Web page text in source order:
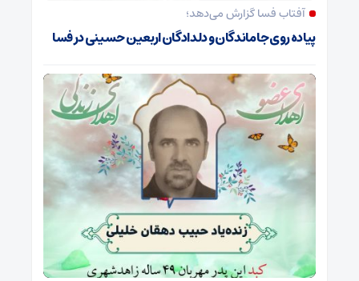
آفتاب فسا گزارش می‌دهد؛
پیاده روی جاماندگان و دلدادگان اربعین حسینی در فسا